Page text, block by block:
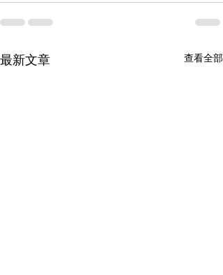
最新文章 查看全部